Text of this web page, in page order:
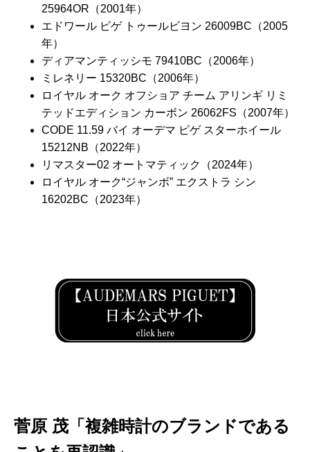
25964OR（2001年）
エドワール ピゲ トゥールビヨン 26009BC（2005
年）
ディアマンティッシモ 79410BC（2006年）
ミレネリー 15320BC（2006年）
ロイヤル オーク オフショア チーム アリンギ リミ
テッドエディション カーボン 26062FS（2007年）
CODE 11.59 バイ オーデマ ピゲ スターホイール
15212NB（2022年）
リマスター02 オートマティック（2024年）
ロイヤル オーク“ジャンボ” エクストラ シン
16202BC（2023年）
菅原 茂「複雑時計のブランドである